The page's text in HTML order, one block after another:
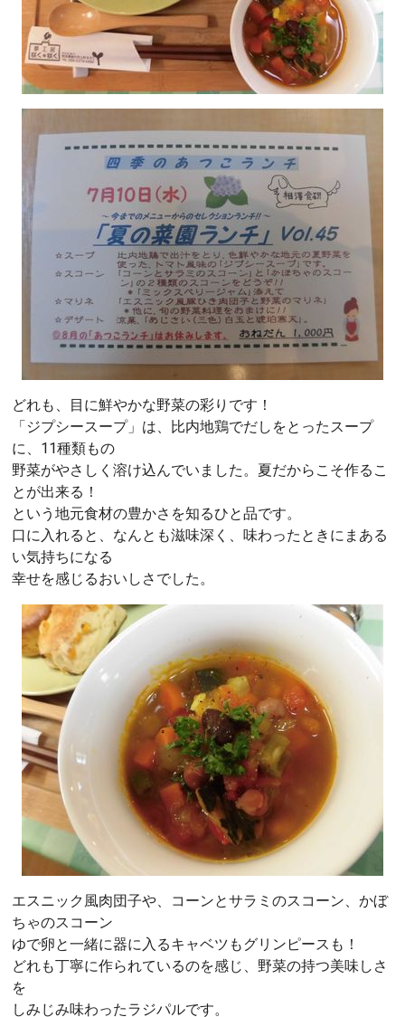
どれも、目に鮮やかな野菜の彩りです！
「ジプシースープ」は、比内地鶏でだしをとったスープ
に、11種類もの
野菜がやさしく溶け込んでいました。夏だからこそ作るこ
とが出来る！
という地元食材の豊かさを知るひと品です。
口に入れると、なんとも滋味深く、味わったときにまある
い気持ちになる
幸せを感じるおいしさでした。
エスニック風肉団子や、コーンとサラミのスコーン、かぼ
ちゃのスコーン
ゆで卵と一緒に器に入るキャベツもグリンピースも！
どれも丁寧に作られているのを感じ、野菜の持つ美味しさ
を
しみじみ味わったラジパルです。